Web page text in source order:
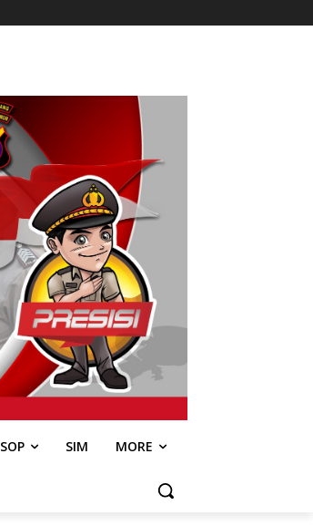
SOP SIM MORE